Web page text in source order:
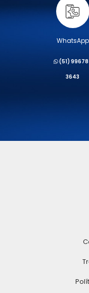
WhatsApp
(51)
3643